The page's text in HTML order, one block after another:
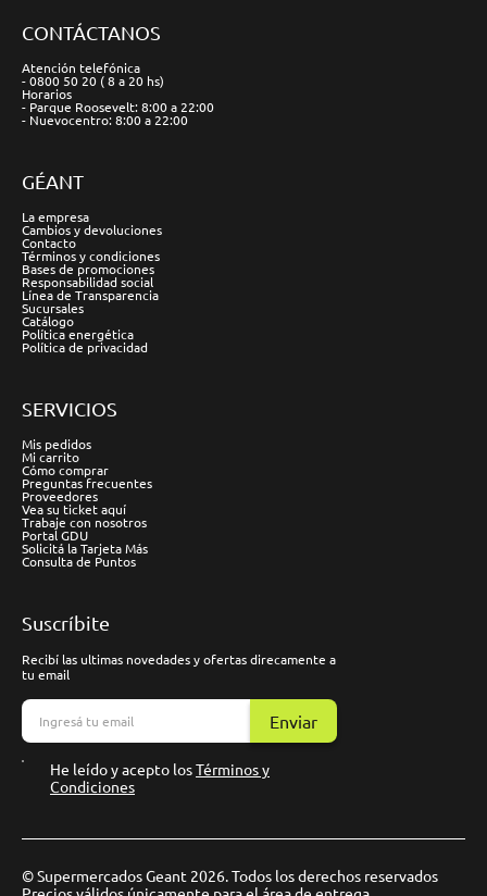
CONTÁCTANOS
Atención telefónica
- 0800 50 20 ( 8 a 20 hs)
Horarios
- Parque Roosevelt: 8:00 a 22:00
- Nuevocentro: 8:00 a 22:00
GÉANT
La empresa
Cambios y devoluciones
Contacto
Términos y condiciones
Bases de promociones
Responsabilidad social
Línea de Transparencia
Sucursales
Catálogo
Política energética
Política de privacidad
SERVICIOS
Mis pedidos
Mi carrito
Cómo comprar
Preguntas frecuentes
Proveedores
Vea su ticket aquí
Trabaje con nosotros
Portal GDU
Solicitá la Tarjeta Más
Consulta de Puntos
Suscríbite
Recibí las ultimas novedades y ofertas direcamente a
tu email
Enviar
He leído y acepto losTérminos y
Condiciones
© Supermercados Geant 2026. Todos los derechos reservados